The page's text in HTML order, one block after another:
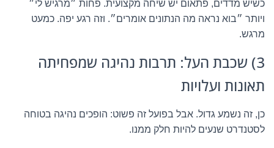
כשיש מדדים, פתאום יש שיחה מקצועית. פחות ״מרגיש לי״
ויותר ״בוא נראה מה הנתונים אומרים״. וזה רגע יפה. כמעט
מרגש.
3) שכבת העל: תרבות נהיגה שמפחיתה
תאונות ועלויות
כן, זה נשמע גדול. אבל בפועל זה פשוט: הופכים נהיגה בטוחה
לסטנדרט שנעים להיות חלק ממנו.